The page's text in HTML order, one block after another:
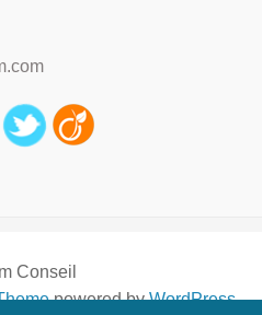
Conseil
powered byWordPress